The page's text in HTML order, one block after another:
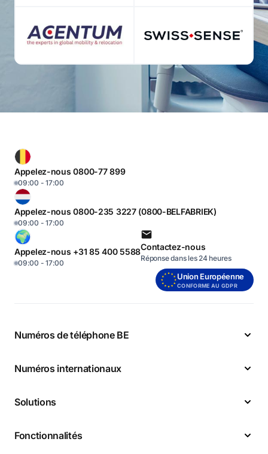
Appelez-nous 0800-77 899
09:00 - 17:00
Appelez-nous 0800-235 3227 (0800-BELFABRIEK)
09:00 - 17:00
Appelez-nous +31 85 400 5588
09:00 - 17:00
Contactez-nous
Réponse dans les 24 heures
Union Européenne
CONFORME AU GDPR
Numéros de téléphone BE
Numéros internationaux
Solutions
Fonctionnalités